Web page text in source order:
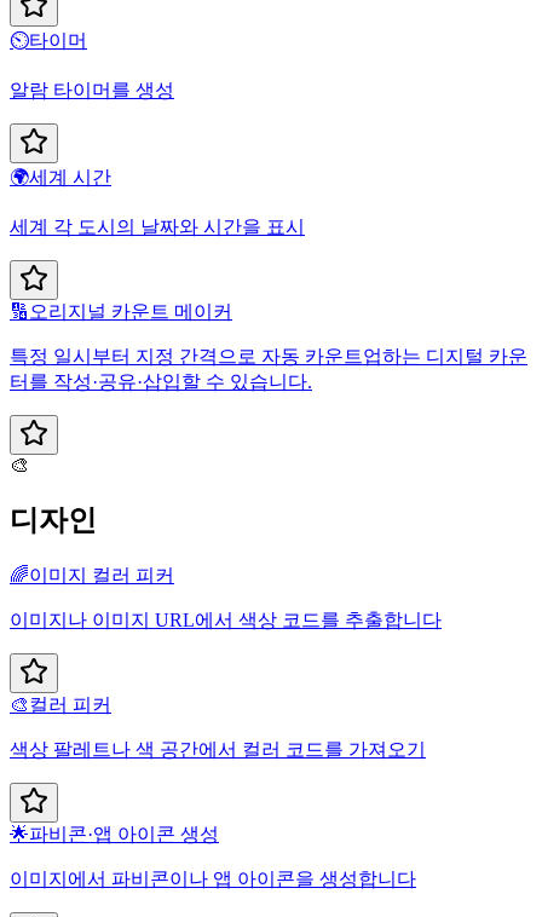
⏲️타이머
알람 타이머를 생성
🌍세계 시간
세계 각 도시의 날짜와 시간을 표시
🔢 오리지널 카운트 메이커
특정 일시부터 지정 간격으로 자동 카운트업하는 디지털 카운
터를 작성·공유·삽입할 수 있습니다.
🎨
디자인
🌈이미지 컬러 피커
이미지나 이미지 URL에서 색상 코드를 추출합니다
🎨컬러 피커
색상 팔레트나 색 공간에서 컬러 코드를 가져오기
🌟파비콘·앱 아이콘 생성
이미지에서 파비콘이나 앱 아이콘을 생성합니다